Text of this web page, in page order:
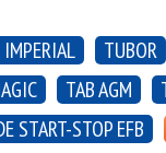
TUBOR
TAB AGM
START-STOP EFB